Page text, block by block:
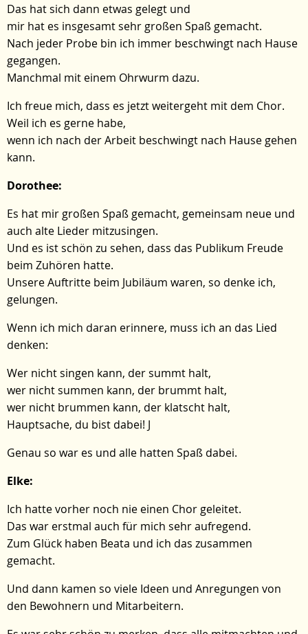
Das hat sich dann etwas gelegt und
mir hat es insgesamt sehr großen Spaß gemacht.
Nach jeder Probe bin ich immer beschwingt nach Hause
gegangen.
Manchmal mit einem Ohrwurm dazu.
Ich freue mich, dass es jetzt weitergeht mit dem Chor.
Weil ich es gerne habe,
wenn ich nach der Arbeit beschwingt nach Hause gehen
kann.
Dorothee:
Es hat mir großen Spaß gemacht, gemeinsam neue und
auch alte Lieder mitzusingen.
Und es ist schön zu sehen, dass das Publikum Freude
beim Zuhören hatte.
Unsere Auftritte beim Jubiläum waren, so denke ich,
gelungen.
Wenn ich mich daran erinnere, muss ich an das Lied
denken:
Wer nicht singen kann, der summt halt,
wer nicht summen kann, der brummt halt,
wer nicht brummen kann, der klatscht halt,
Hauptsache, du bist dabei! J
Genau so war es und alle hatten Spaß dabei.
Elke:
Ich hatte vorher noch nie einen Chor geleitet.
Das war erstmal auch für mich sehr aufregend.
Zum Glück haben Beata und ich das zusammen
gemacht.
Und dann kamen so viele Ideen und Anregungen von
den Bewohnern und Mitarbeitern.